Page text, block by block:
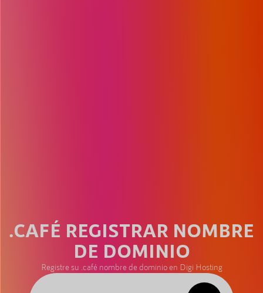
.CAFÉ REGISTRAR NOMBRE
DE DOMINIO
Registre su .café nombre de dominio en Digi Hosting